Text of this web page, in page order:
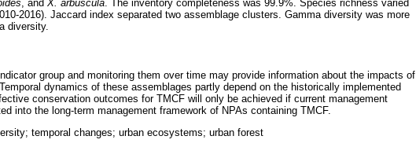
, and X. arbuscula. The inventory completeness was 99.9%. Species richness varied
2016). Jaccard index separated two assemblage clusters. Gamma diversity was more
diversity.
group and monitoring them over time may provide information about the impacts of
dynamics of these assemblages partly depend on the historically implemented
conservation outcomes for TMCF will only be achieved if current management
into the long-term management framework of NPAs containing TMCF.
temporal changes; urban ecosystems; urban forest